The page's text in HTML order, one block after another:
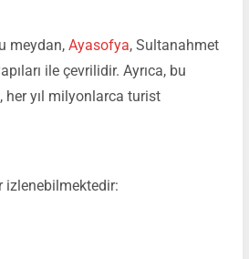
meydan, Ayasofya, Sultanahmet
ile çevrilidir. Ayrıca, bu
her yıl milyonlarca turist
izlenebilmektedir: